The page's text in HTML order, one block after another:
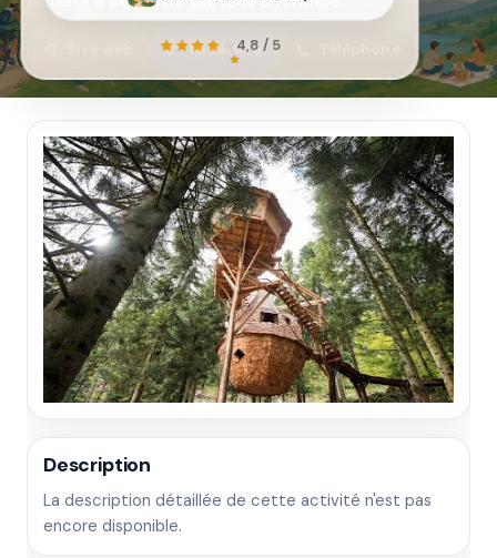
Bol d'Air Aventure.
Tarifs, infos pratiques et localisation : tout en
Ouvrir dans Kraaby
4,8 / 5
Itinéraire
Description
La description détaillée de cette activité n'est pas
encore disponible.